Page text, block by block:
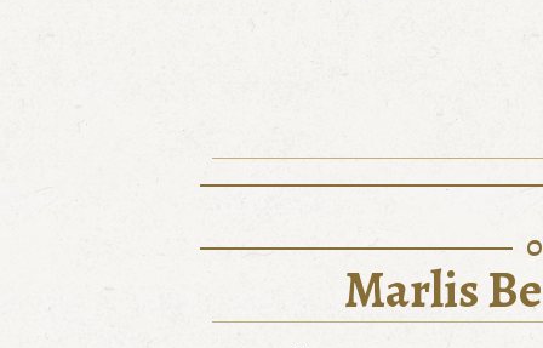
Marlis